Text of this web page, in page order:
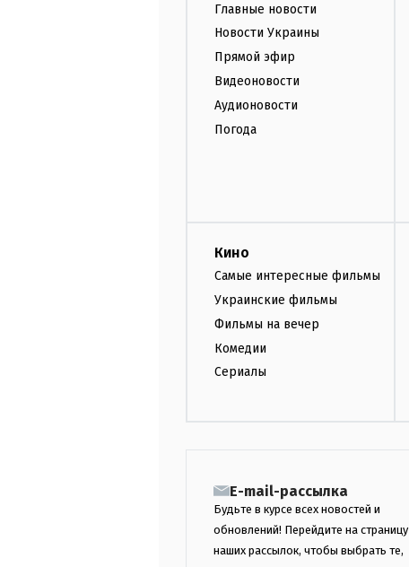
Главные новости
Новости Украины
Прямой эфир
Видеоновости
Аудионовости
Погода
Кино
Самые интересные фильмы
Украинские фильмы
Фильмы на вечер
Комедии
Сериалы
E-mail-рассылка
Будьте в курсе всех новостей и
обновлений! Перейдите на страницу
наших рассылок, чтобы выбрать те,